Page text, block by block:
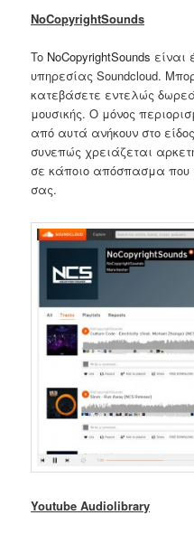
NoCopyrightSounds
To NoCopyrightSounds είναι
υπηρεσίας Soundcloud.
κατεβάσετε εντελώς
μουσικής. Ο μόνος
από αυτά ανήκουν στο
συνεπώς χρειάζεται
σε κάποιο απόσπασμα που
σας.
Youtube Audiolibrary